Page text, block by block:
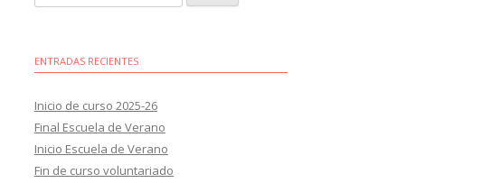
ENTRADAS RECIENTES
Inicio de curso 2025-26
Final Escuela de Verano
Inicio Escuela de Verano
Fin de curso voluntariado